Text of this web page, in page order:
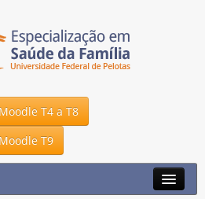
T4 a T8
T9